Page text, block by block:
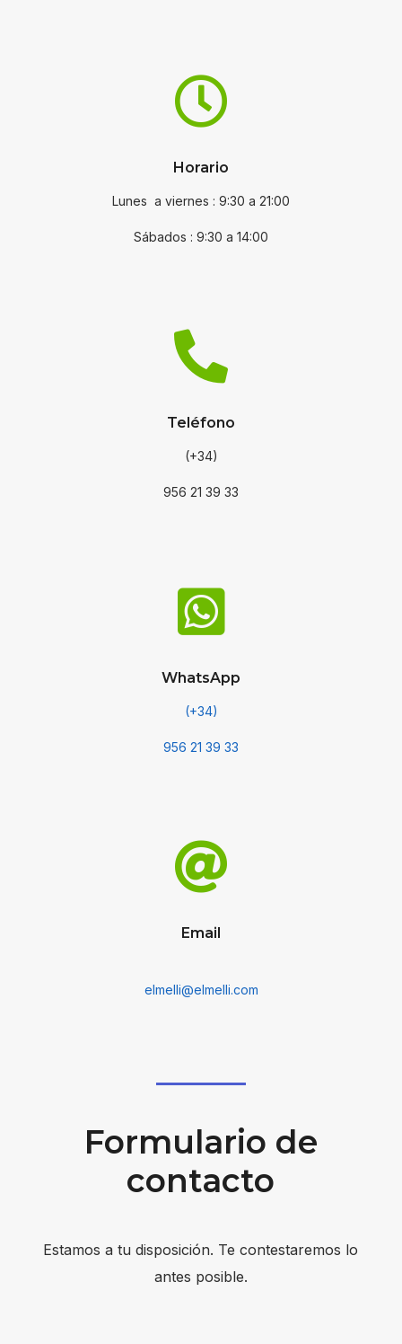

Horario
Lunes a viernes : 9:30 a 21:00
Sábados : 9:30 a 14:00

Teléfono
(+34)
956 21 39 33

WhatsApp
(+34)
956 21 39 33

Email
elmelli@elmelli.com
Formulario de
contacto
Estamos a tu disposición. Te contestaremos lo
antes posible.